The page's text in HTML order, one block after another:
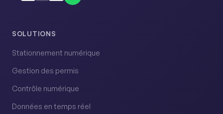
SOLUTIONS
Stationnement numérique
Gestion des permis
Contrôle numérique
Données en temps réel